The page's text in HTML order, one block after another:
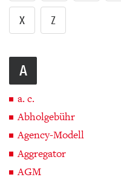
X Z
A
a. c.
Abholgebühr
Agency-Modell
Aggregator
AGM